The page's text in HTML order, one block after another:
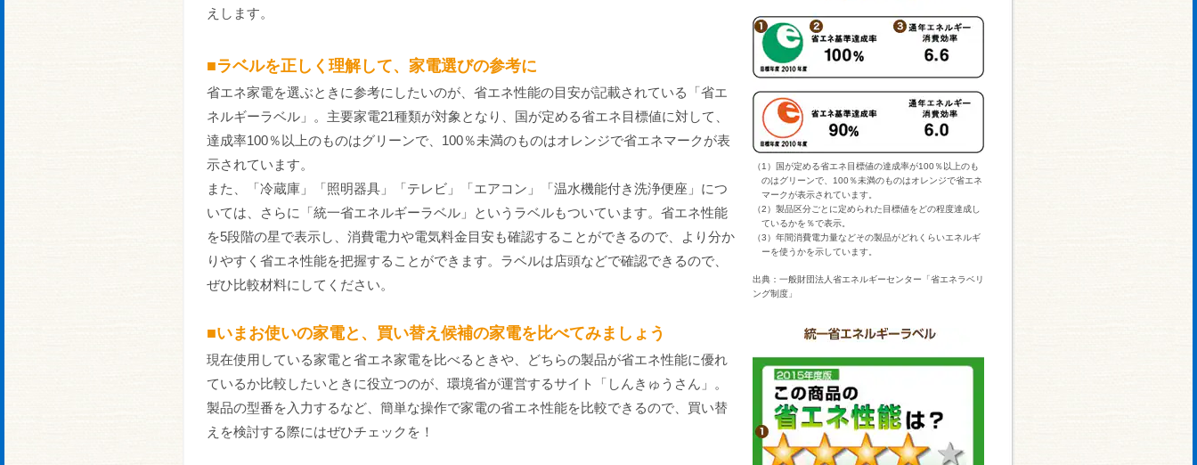
（1）国が定める省エネ目標値の達成率が100％以上のも
のはグリーンで、100％未満のものはオレンジで省エネ
マークが表示されています。
（2）製品区分ごとに定められた目標値をどの程度達成し
ているかを％で表示。
（3）年間消費電力量などその製品がどれくらいエネルギ
ーを使うかを示しています。
出典：一般財団法人省エネルギーセンター「省エネラベリ
ング制度」
えします。
■ラベルを正しく理解して、家電選びの参考に
省エネ家電を選ぶときに参考にしたいのが、省エネ性能の目安が記載されている「省エ
ネルギーラベル」。主要家電21種類が対象となり、国が定める省エネ目標値に対して、
達成率100％以上のものはグリーンで、100％未満のものはオレンジで省エネマークが表
示されています。
また、「冷蔵庫」「照明器具」「テレビ」「エアコン」「温水機能付き洗浄便座」につ
いては、さらに「統一省エネルギーラベル」というラベルもついています。省エネ性能
を5段階の星で表示し、消費電力や電気料金目安も確認することができるので、より分か
りやすく省エネ性能を把握することができます。ラベルは店頭などで確認できるので、
ぜひ比較材料にしてください。
■いまお使いの家電と、買い替え候補の家電を比べてみましょう
現在使用している家電と省エネ家電を比べるときや、どちらの製品が省エネ性能に優れ
ているか比較したいときに役立つのが、環境省が運営するサイト「しんきゅうさん」。
製品の型番を入力するなど、簡単な操作で家電の省エネ性能を比較できるので、買い替
えを検討する際にはぜひチェックを！